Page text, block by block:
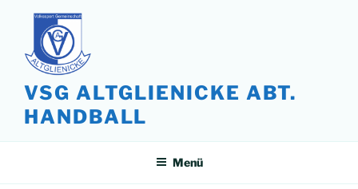
springen
VSG ALTGLIENICKE ABT.
HANDBALL
Menü